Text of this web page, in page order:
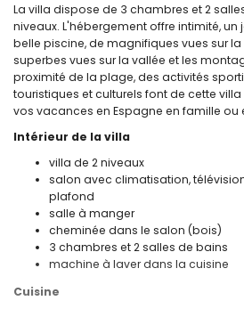
La villa dispose de 3 chambres et 2
niveaux. L'hébergement offre intimité, un
belle piscine, de magnifiques vues sur
superbes vues sur la vallée et les
proximité de la plage, des activités
touristiques et culturels font de cette
vos vacances en Espagne en famille ou
Intérieur de la villa
villa de 2 niveaux
salon avec climatisation,
plafond
salle à manger
cheminée dans le salon (bois)
3 chambres et 2 salles de bains
machine à laver dans la cuisine
Cuisine